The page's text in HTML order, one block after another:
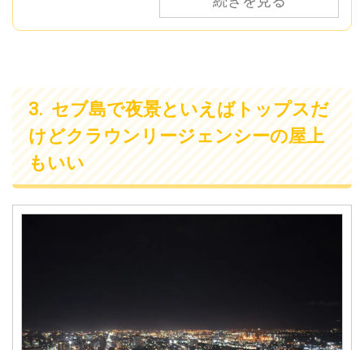
セブ島で夜景といえばトップスだ
けどクラウンリージェンシーの屋上
もいい